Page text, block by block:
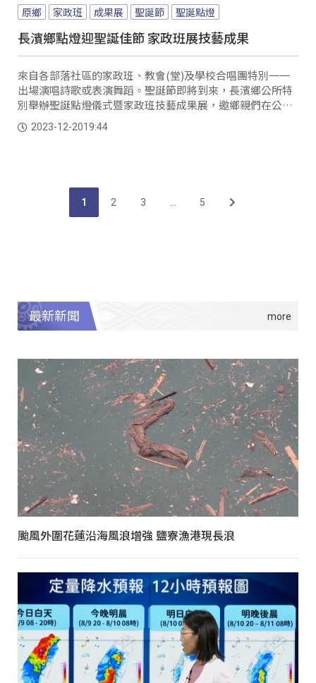
原鄉 家政班 成果展 聖誕節 聖誕點燈
長濱鄉點燈迎聖誕佳節 家政班展技藝成果
來自各部落社區的家政班、教會(堂)及學校合唱團特別一一
出場演唱詩歌或表演舞蹈。聖誕節即將到來，長濱鄉公所特
別舉辦聖誕點燈儀式暨家政班技藝成果展，邀鄉親們在公所
前共同歡度溫馨快樂的聖誕佳節。
2023-12-2019:44
1 2 3 5
最新新聞
颱風外圍花蓮沿海風浪增強 鹽寮漁港現長浪